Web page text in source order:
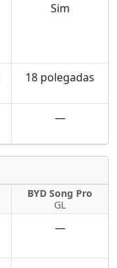
Sim
18 polegadas
—
BYD Song Pro
GL
—